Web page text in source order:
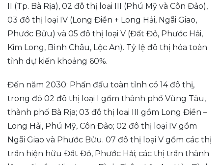
II (Tp. Bà Rịa), 02 đô thị loại III (Phú Mỹ và Côn Đảo),
03 đô thị loại IV (Long Điền + Long Hải, Ngãi Giao,
Phước Bửu) và 05 đô thị loại V (Đất Đỏ, Phước Hải,
Kim Long, Bình Châu, Lộc An). Tỷ lệ đô thị hóa toàn
tỉnh dự kiến khoảng 60%.
Đến năm 2030: Phấn đấu toàn tỉnh có 14 đô thị,
trong đó 02 đô thị loại I gồm thành phố Vũng Tàu,
thành phố Bà Rịa; 03 đô thị loại III gồm Long Điền –
Long Hải, Phú Mỹ, Côn Đảo; 02 đô thị loại IV gồm
Ngãi Giao và Phước Bửu. 07 đô thị loại V gồm các thị
trấn hiện hữu Đất Đỏ, Phước Hải; các thị trấn thành